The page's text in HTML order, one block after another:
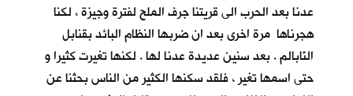
عدنا بعد الحرب الى قريتنا جرف الملح لفترة وجيزة ، لكنا
هجرناها مرة اخرى بعد ان ضربها النظام البائد بقنابل
النّابالم . بعد سنين عديدة عدنا لها . لكنها تغيرت كثيرا و
حتى اسمها تغير ، فلقد سكنها الكثير من الناس بحثنا عن